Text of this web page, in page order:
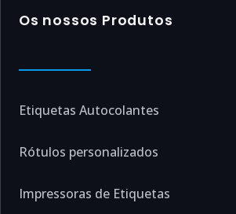
Os nossos Produtos
Etiquetas Autocolantes
Rótulos personalizados
Impressoras de Etiquetas